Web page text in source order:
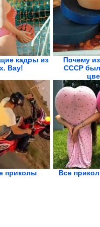
кадры из
Вау!
Почему
СССР
приколы Все